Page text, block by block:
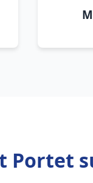
Portet